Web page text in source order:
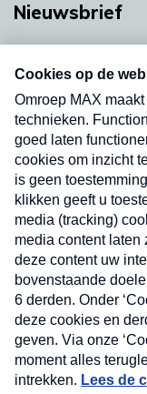
Nieuwsbrief
nieuwsbrief.
uw mailbox.
Nieuwsbrief
Neem hier een
nieuwsbrief. Elke